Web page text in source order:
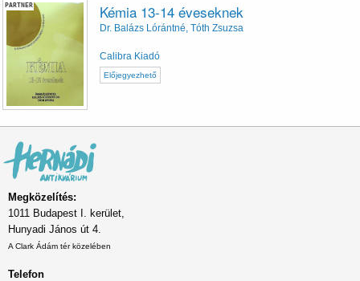
PARTNER Kémia 13-14 éveseknek
Dr. Balázs Lórántné, Tóth Zsuzsa
Calibra Kiadó
Előjegyezhető
Megközelítés:
1011 Budapest I. kerület,
Hunyadi János út 4.
A Clark Ádám tér közelében
Telefon